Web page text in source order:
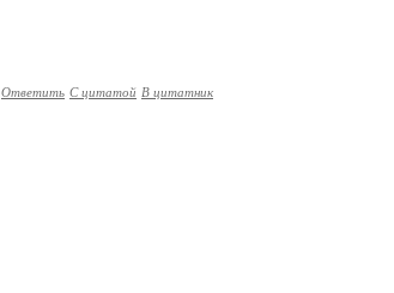
Ответить С цитатой В цитатник